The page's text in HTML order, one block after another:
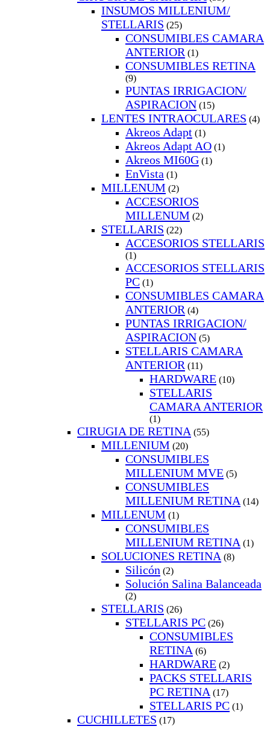
INSUMOS MILLENIUM/
STELLARIS (25)
CONSUMIBLES CAMARA
ANTERIOR (1)
CONSUMIBLES RETINA
(9)
PUNTAS IRRIGACION/
ASPIRACION (15)
LENTES INTRAOCULARES (4)
Akreos Adapt (1)
Akreos Adapt AO (1)
Akreos MI60G (1)
EnVista (1)
MILLENUM (2)
ACCESORIOS
MILLENUM (2)
STELLARIS (22)
ACCESORIOS STELLARIS
(1)
ACCESORIOS STELLARIS
PC (1)
CONSUMIBLES CAMARA
ANTERIOR (4)
PUNTAS IRRIGACION/
ASPIRACION (5)
STELLARIS CAMARA
ANTERIOR (11)
HARDWARE (10)
STELLARIS
CAMARA ANTERIOR
(1)
CIRUGIA DE RETINA (55)
MILLENIUM (20)
CONSUMIBLES
MILLENIUM MVE (5)
CONSUMIBLES
MILLENIUM RETINA (14)
MILLENUM (1)
CONSUMIBLES
MILLENIUM RETINA (1)
SOLUCIONES RETINA (8)
Silicón (2)
Solución Salina Balanceada
(2)
STELLARIS (26)
STELLARIS PC (26)
CONSUMIBLES
RETINA (6)
HARDWARE (2)
PACKS STELLARIS
PC RETINA (17)
STELLARIS PC (1)
CUCHILLETES (17)